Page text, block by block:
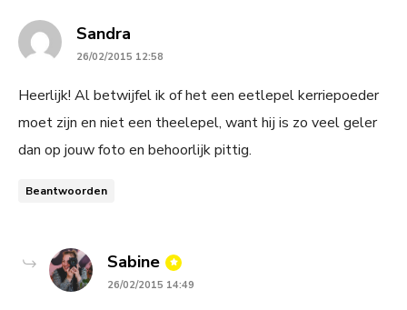
Sandra
26/02/2015 12:58
Heerlijk! Al betwijfel ik of het een eetlepel kerriepoeder
moet zijn en niet een theelepel, want hij is zo veel geler
dan op jouw foto en behoorlijk pittig.
Beantwoorden
Sabine says:
26/02/2015 14:49